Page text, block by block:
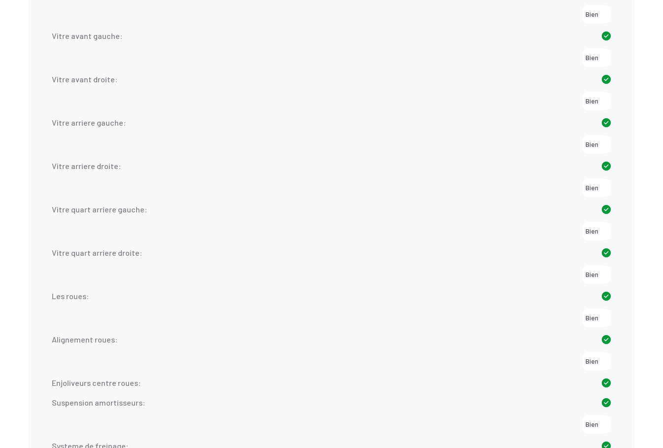
Bien
Vitre avant gauche:
Bien
Vitre avant droite:
Bien
Vitre arriere gauche:
Bien
Vitre arriere droite:
Bien
Vitre quart arriere gauche:
Bien
Vitre quart arriere droite:
Bien
Les roues:
Bien
Alignement roues:
Bien
Enjoliveurs centre roues:
Suspension amortisseurs:
Bien
Systeme de freinage: